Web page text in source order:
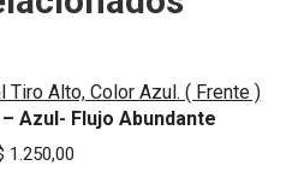
Azul- Flujo Abundante
1.250,00